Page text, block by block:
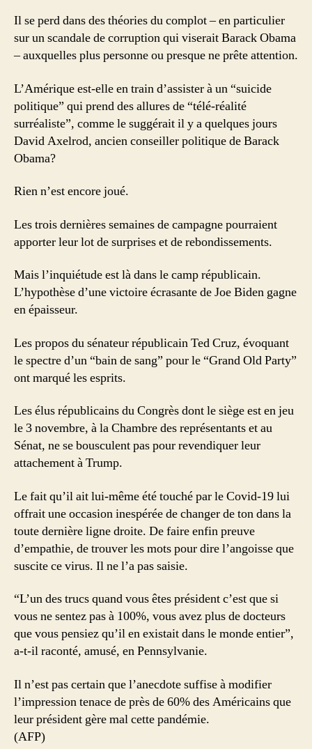
Il se perd dans des théories du complot – en particulier
sur un scandale de corruption qui viserait Barack Obama
– auxquelles plus personne ou presque ne prête attention.
L’Amérique est-elle en train d’assister à un “suicide
politique” qui prend des allures de “télé-réalité
surréaliste”, comme le suggérait il y a quelques jours
David Axelrod, ancien conseiller politique de Barack
Obama?
Rien n’est encore joué.
Les trois dernières semaines de campagne pourraient
apporter leur lot de surprises et de rebondissements.
Mais l’inquiétude est là dans le camp républicain.
L’hypothèse d’une victoire écrasante de Joe Biden gagne
en épaisseur.
Les propos du sénateur républicain Ted Cruz, évoquant
le spectre d’un “bain de sang” pour le “Grand Old Party”
ont marqué les esprits.
Les élus républicains du Congrès dont le siège est en jeu
le 3 novembre, à la Chambre des représentants et au
Sénat, ne se bousculent pas pour revendiquer leur
attachement à Trump.
Le fait qu’il ait lui-même été touché par le Covid-19 lui
offrait une occasion inespérée de changer de ton dans la
toute dernière ligne droite. De faire enfin preuve
d’empathie, de trouver les mots pour dire l’angoisse que
suscite ce virus. Il ne l’a pas saisie.
“L’un des trucs quand vous êtes président c’est que si
vous ne sentez pas à 100%, vous avez plus de docteurs
que vous pensiez qu’il en existait dans le monde entier”,
a-t-il raconté, amusé, en Pennsylvanie.
Il n’est pas certain que l’anecdote suffise à modifier
l’impression tenace de près de 60% des Américains que
leur président gère mal cette pandémie.
(AFP)